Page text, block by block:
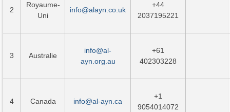
2
Royaume-
Uni
info@alayn.co.uk
+44
2037195221
3 Australie
info@al-
ayn.org.au
+61
402303228
4 Canada info@al-ayn.ca
+1
9054014072